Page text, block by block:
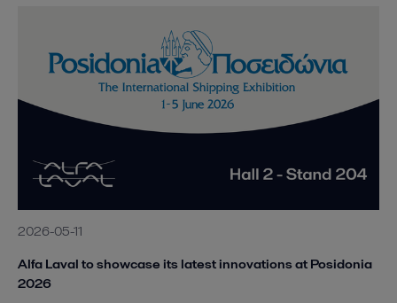
2026-05-11
Alfa Laval to showcase its latest innovations at Posidonia
2026